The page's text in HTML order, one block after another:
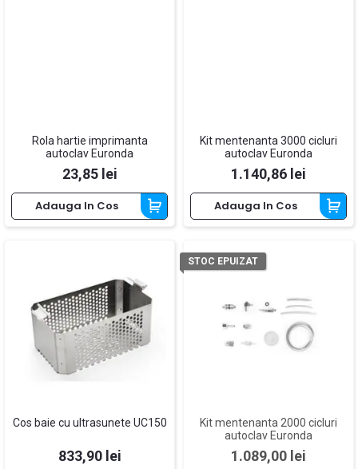
Rola hartie imprimanta
autoclav Euronda
Pret
23,85 lei
Adauga In Cos
Kit mentenanta 3000 cicluri
autoclav Euronda
Pret
1.140,86 lei
Adauga In Cos
Cos baie cu ultrasunete UC150
Pret
833,90 lei
Kit mentenanta 2000 cicluri
autoclav Euronda
Pret
1.089,00 lei
STOC EPUIZAT